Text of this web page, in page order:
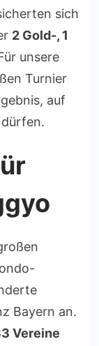
sich
2 Gold-, 1
unsere
Turnier
auf
Bayern an.
Vereine